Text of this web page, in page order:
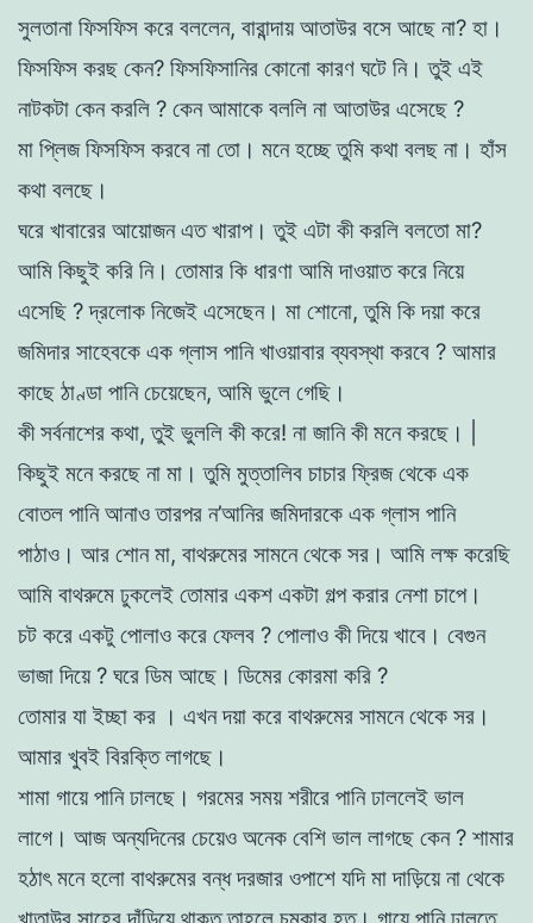
সুলতানা ফিসফিস করে বললেন, বারান্দায়আতাউর বসে আছে না? হা ।
ফিসফিস করছ কেন? ফিসফিসানির কোনাে কারণ ঘটে নি।তুই এই
নাটকটা কেনকরলি ? কেনআমাকে বললি না আতাউর এসেছে ?
মা প্লিজ ফিসফিস করবে না তাে । মনেহচ্ছেতুমি কথা বলছ না । হাঁস
কথা বলছে ।
ঘরে খাবারের আয়ােজনএতখারাপ।তুই এটা কীকরলি বলতাে মা?
আমি কিছুই করি নি। তােমার কি ধারণা আমিদাওয়াতকরে নিয়ে
এসেছি ?দ্রলােক নিজেই এসেছেন। মা শােনাে,তুমি কিদয়া করে
জমিদার সাহেবকে এক গ্লাস পানিখাওয়াবারব্যবস্থা করবে ? আমার
কাছে ঠাণ্ডা পানিচেয়েছেন, আমি ভুলে গেছি ।
কীসর্বনাশের কথা,তুই ভুললি কীকরে! না জানিকীমনেকরছে ।
কিছুই মনেকরছে না মা ।তুমি মুত্তালিব চাচার ফ্রিজথেকে এক
বােতল পানিআনাওতারপর ন’আনির জমিদারকে এক গ্লাস পানি
পাঠাও । আর শােনমা, বাথরুমের সামনেথেকে সর । আমি লক্ষকরেছি
আমি বাথরুমে ঢুকলেই তােমার একশ একটা গল্পকরার নেশা চাপে।
চট করে একটু পােলাও করে ফেলব ? পােলাও কীদিয়েখাবে । বেগুন
ভাজা দিয়ে? ঘরে ডিম আছে । ডিমের কোরমা করি ?
তােমার যাইচ্ছা কর । এখনদয়া করে বাথরুমের সামনেথেকে সর ।
আমার খুবই বিরক্তিলাগছে ।
শামা গায়েপানিঢালছে । গরমের সময়শরীরে পানিঢাললেই ভাল
লাগে । আজঅন্যদিনের চেয়েও অনেক বেশি ভাল লাগছে কেন? শামার
হঠাৎমনেহলাে বাথরুমের বন্ধদরজার ওপাশে যদিমাদাড়িয়েনা থেকে